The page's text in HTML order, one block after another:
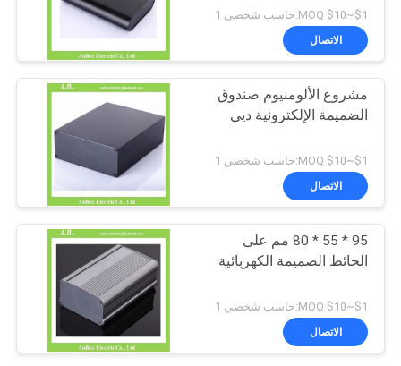
$1~$10 MOQ:حاسب شخصي 1
الاتصال
مشروع الألومنيوم صندوق
الضميمة الإلكترونية ديي
$1~$10 MOQ:حاسب شخصي 1
الاتصال
95 * 55 * 80 مم على
الحائط الضميمة الكهربائية
$1~$10 MOQ:حاسب شخصي 1
الاتصال